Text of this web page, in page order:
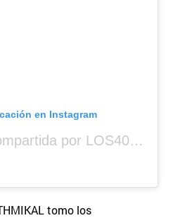
en Instagram
Una publicación compartida por LOS40 Panamá (@los40panama)
tomo los